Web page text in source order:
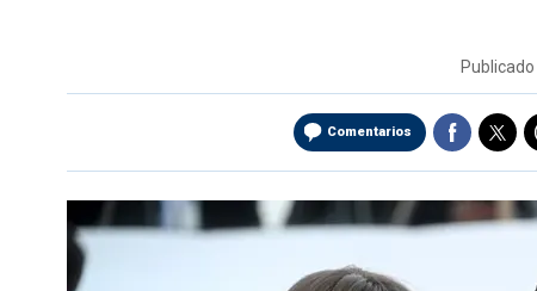
Publicado
Comentarios